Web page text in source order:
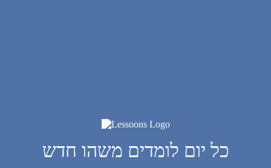
כל יום לומדים משהו חדש